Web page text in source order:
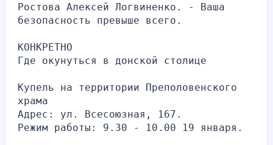
Ростова Алексей Логвиненко. - Ваша
безопасность превыше всего.
КОНКРЕТНО
Где окунуться в донской столице
Купель на территории Преполовенского
храма
Адрес: ул. Всесоюзная, 167.
Режим работы: 9.30 - 10.00 19 января.